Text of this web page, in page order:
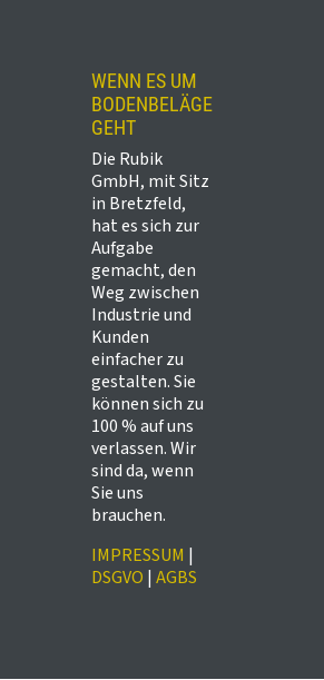
WENN ES UM
BODENBELÄGE
GEHT
Die Rubik
GmbH, mit Sitz
in Bretzfeld,
hat es sich zur
Aufgabe
gemacht, den
Weg zwischen
Industrie und
Kunden
einfacher zu
gestalten. Sie
können sich zu
100 % auf uns
verlassen. Wir
sind da, wenn
Sie uns
brauchen.
IMPRESSUM |
DSGVO | AGBS